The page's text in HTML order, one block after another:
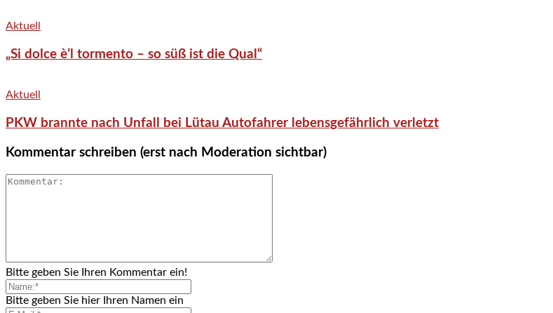
Aktuell
„Si dolce è’l tormento – so süß ist die Qual“
Aktuell
PKW brannte nach Unfall bei Lütau Autofahrer lebensgefährlich verletzt
Kommentar schreiben (erst nach Moderation sichtbar)
Bitte geben Sie Ihren Kommentar ein!
Bitte geben Sie hier Ihren Namen ein